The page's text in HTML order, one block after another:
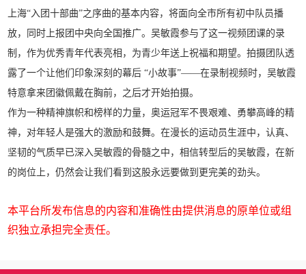
上海“入团十部曲”之序曲的基本内容，将面向全市所有初中队员播
放，同时上报团中央向全国推广。吴敏霞参与了这一视频团课的录
制，作为优秀青年代表亮相，为青少年送上祝福和期望。拍摄团队透
露了一个让他们印象深刻的幕后 “小故事”——在录制视频时，吴敏霞
特意拿来团徽佩戴在胸前，之后才开始拍摄。
作为一种精神旗帜和榜样的力量，奥运冠军不畏艰难、勇攀高峰的精
神，对年轻人是强大的激励和鼓舞。在漫长的运动员生涯中，认真、
坚韧的气质早已深入吴敏霞的骨髓之中，相信转型后的吴敏霞，在新
的岗位上，仍然会让我们看到这股永远要做到更完美的劲头。
本平台所发布信息的内容和准确性由提供消息的原单位或组
织独立承担完全责任。